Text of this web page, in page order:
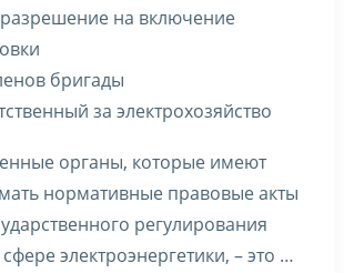
на включение
бригады
за электрохозяйство
органы, которые имеют
нормативные правовые акты
регулирования
электроэнергетики, – это …